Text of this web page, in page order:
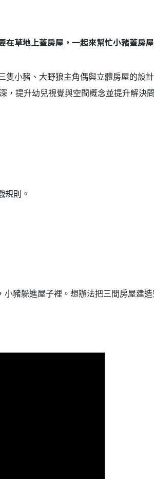
在草地上蓋房屋，一起來幫忙小豬蓋房
隻小豬、大野狼主角偶與立體房屋的設
提升幼兒視覺與空間概念並提升解決
規則。
豬躲進屋子裡。想辦法把三間房屋建造